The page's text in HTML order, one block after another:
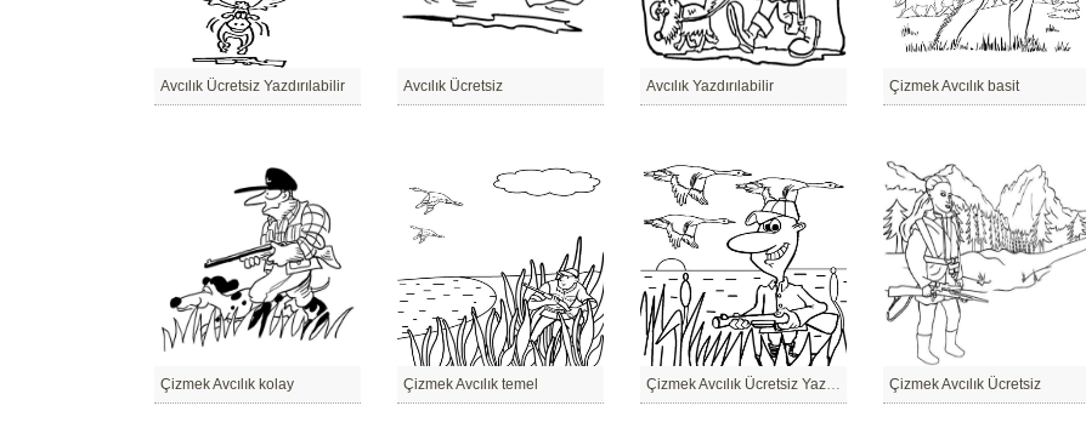
Avcılık Ücretsiz Yazdırılabilir Avcılık Ücretsiz Avcılık Yazdırılabilir Çizmek Avcılık basit
Çizmek Avcılık kolay Çizmek Avcılık temel Çizmek Avcılık Ücretsiz Yazdırılabilir Çizmek Avcılık Ücretsiz